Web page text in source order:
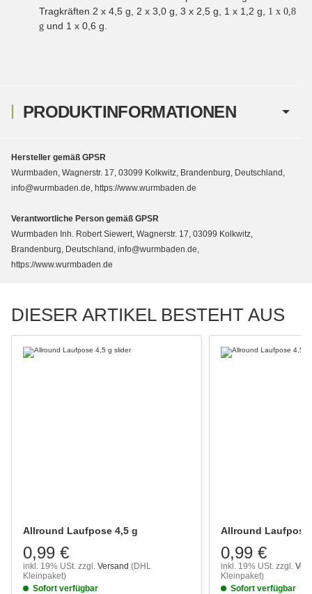
PRODUKTINFORMATIONEN
Tragkräften 2 x 4,5 g, 2 x 3,0 g, 3 x 2,5 g, 1 x 1,2 g, 1 x 0,8
g und 1 x 0,6 g.
Hersteller gemäß GPSR
Wurmbaden, Wagnerstr. 17, 03099 Kolkwitz, Brandenburg, Deutschland,
info@wurmbaden.de, https://www.wurmbaden.de
Verantwortliche Person gemäß GPSR
Wurmbaden Inh. Robert Siewert, Wagnerstr. 17, 03099 Kolkwitz,
Brandenburg, Deutschland, info@wurmbaden.de,
https://www.wurmbaden.de
DIESER ARTIKEL BESTEHT AUS
Allround Laufpose 4,5 g
0,99 €
inkl. 19% USt. zzgl. Versand (DHL
Kleinpaket)
Sofort verfügbar
Allround Laufpose
0,99 €
inkl. 19% USt. zzgl.
Kleinpaket)
Sofort verfügbar